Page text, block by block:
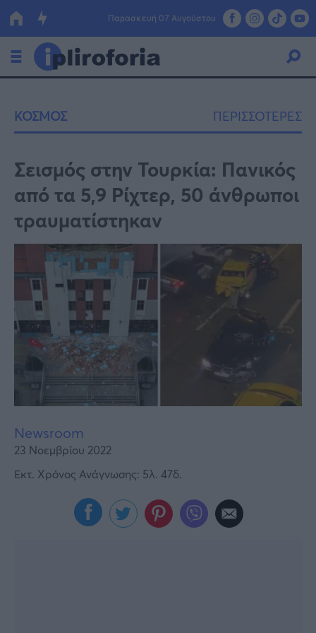
Παρασκευή 07 Αυγούστου
Οικονομία
Πολιτική
Τράπεζες
Επιδοτήσεις
ΕΣΠΑ
Κόσμος
Lifestyle
Αθλητικά
Υγεία
Γυναίκα
Καιρός
ΚΟΣΜΟΣ ΠΕΡΙΣΣΟΤΕΡΕΣ
Σεισμός στην Τουρκία: Πανικός
από τα 5,9 Ρίχτερ, 50 άνθρωποι
τραυματίστηκαν
Newsroom
23 Νοεμβρίου 2022
Εκτ. Χρόνος Ανάγνωσης: 5λ. 47δ.